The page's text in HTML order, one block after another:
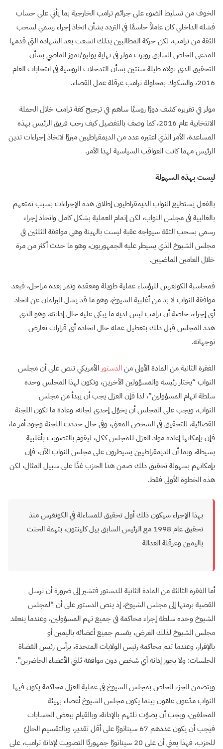
الخوف من تسليط الضوء على جرائم ترامب الخارجية بما يأتي على حساب
فشله الداخلي كان عاملاً حاسمًا في التردد بشأن اتخاذ إجراء رسمي لسحب
الثقة من ترامب، لكن حركة المطالبين بذلك اتسعت بعد الشهادة التي قدمها
المدعي الخاص السابق روبرت مولر في نهاية يوليو/تموز الماضي بشأن
التحقيق الذي تولاه طيلة سنتين بشأن التدخلات الروسية في انتخابات العام
2016، والشكوك بمحاولة ترامب عرقلة عمل القضاء.
مولر في تقريره كشف دورًا روسيًا ساهم في ترجيح كفة ترامب خلال الحملة
الانتخابية عام 2016، كما وصف بالتفصيل كيف رحب فريق الرئيس بهذه
المساعدة، الأمر الذي اعتبره عدد من الديمقراطيين مبررًا لاتخاذ إجراءات تدين
الرئيس مهما كانت العواقب السياسية لهذا الأمر.
ليست بهذه السهولة
بالفعل يستطيع النواب الديمقراطيون إطلاق هذه الإجراءات بسبب تمتعهم
بالغالبية في مجلس النواب، لكن إتمام العملية بشكل كامل واتخاذ إجراء
رسمي بسحب الثقة سيواجه عقبة ليست بالهينة وهي موافقة الثلثين في
مجلس الشيوخ الذي يسيطر عليه الجمهوريون، وهو ما حدث أكثر من مرة
خلال العامين الماضيين.
فمحاسبة الكونغرس للرؤساء عملية طويلة ومعقدة وتمر بعدة مراحل، فبعد
موافقة النواب لا بد من أغلبية الشيوخ، وهو ما قد يشل البرلمان عن اتخاذ
أي إجراء، خاصة أن ترامب ليس لديه ما يبكي عليه حال إدانته، وهو الذي
هدد المجلس قبل ذلك بتعطيل عمله حال اتخاذه أي قرارات تعارض
توجهاته.
الفقرة الثانية من المادة الأولى منالدستور الأمريكي تنص على أن مجلس
النواب “يختار رئيسه والمسؤولين الآخرين، وتكون لهذا المجلس وحده
سلطة اتهام المسؤولين”، لذا فإن العزل يجب أن يبدأ من مجلس
النواب، ويجب على المجلس أن يخوّل إحدى لجانه، وعادة ما تكون اللجنة
القضائية، للتحقيق في الشخص المعني، وفي حال حددت اللجنة وجود أمر ما،
فإن بإمكانها إعادة مواد العزل للمجلس ككل، ليقوم بالتصويت بأغلبية
بسيطة، وبما أن الديمقراطيين يسيطرون على مجلس النواب الآن، فإن
بإمكانهم بسهولة تحقيق ذلك ضمن هذا الحزب غدًا على سبيل المثال، لكن
هذه الخطوة الأولى فقط.
بهذا الإجراء سيكون ذلك أول تحقيق للمساءلة في الكونغرس منذ
تحقيق عام 1998 مع الرئيس السابق بيل كلينتون، بتهمة الحنث
باليمين وعرقلة العدالة
أما الفقرة الثالثة من المادة الثانية للدستور فتشير إلى ضرورة أن ترسل
القضية برمتها إلى مجلس الشيوخ، إذ ينص الدستور على أن “لمجلس
الشيوخ وحده سلطة إجراء محاكمة في جميع تهم المسؤولين، وعندما ينعقد
مجلس الشيوخ لذلك الغرض، يقسم جميع أعضائه باليمين أو
بالإقرار، وعندما تتم محاكمة رئيس الولايات المتحدة، يرأس رئيس القضاة
الجلسات: ولا يجوز إدانة أي شخص دون موافقة ثلثي الأعضاء الحاضرين”.
ويتضمن الجزء الخاص بمجلس الشيوخ في عملية العزل محاكمة يكون فيها
النواب مدّعون عامّون بينما يكون مجلس الشيوخ أعضاء بهيئة
المحلفين، ويجب أن يصوّت ثلثهم بالإدانة، وبالقيام ببعض الحسابات
فيجب أن يكون عددهم 67 سيناتورًا على أقل تقدير، وبالتقسيم الحاليّ
للحزب، فهذا يعني أن على 20 سيناتورًا جمهوريًا التصويت لإدانة ترامب، على